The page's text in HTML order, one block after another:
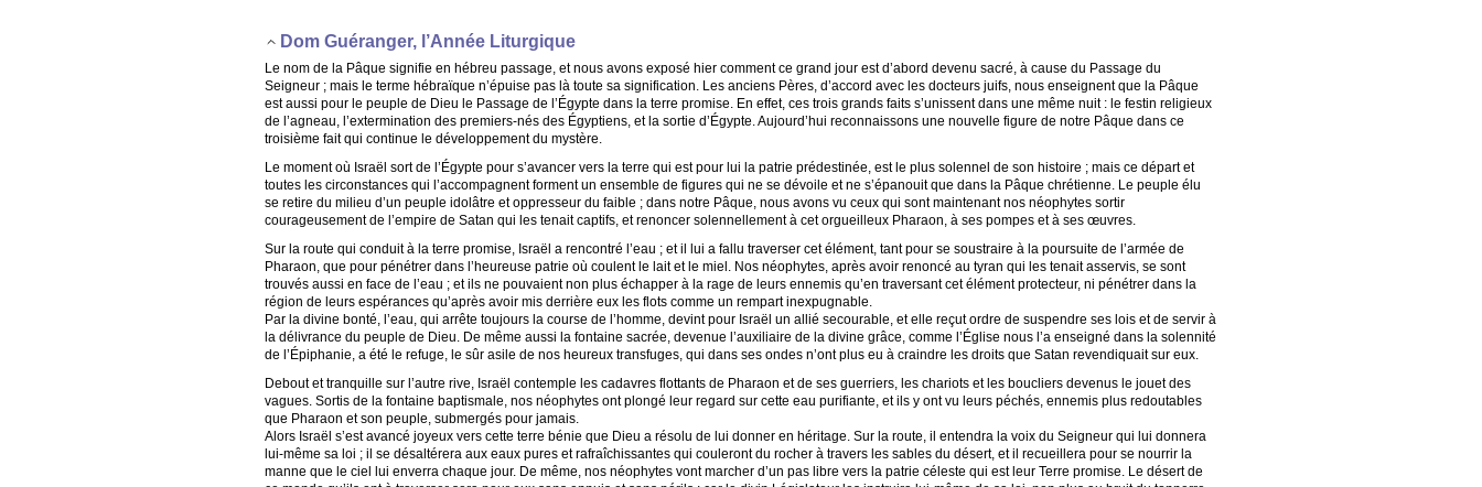
Dom Guéranger, l’Année Liturgique
Le nom de la Pâque signifie en hébreu passage, et nous avons exposé hier comment ce grand jour est d’abord devenu sacré, à cause du Passage du
Seigneur ; mais le terme hébraïque n’épuise pas là toute sa signification. Les anciens Pères, d’accord avec les docteurs juifs, nous enseignent que la Pâque
est aussi pour le peuple de Dieu le Passage de l’Égypte dans la terre promise. En effet, ces trois grands faits s’unissent dans une même nuit : le festin religieux
de l’agneau, l’extermination des premiers-nés des Égyptiens, et la sortie d’Égypte. Aujourd’hui reconnaissons une nouvelle figure de notre Pâque dans ce
troisième fait qui continue le développement du mystère.
Le moment où Israël sort de l’Égypte pour s’avancer vers la terre qui est pour lui la patrie prédestinée, est le plus solennel de son histoire ; mais ce départ et
toutes les circonstances qui l’accompagnent forment un ensemble de figures qui ne se dévoile et ne s’épanouit que dans la Pâque chrétienne. Le peuple élu
se retire du milieu d’un peuple idolâtre et oppresseur du faible ; dans notre Pâque, nous avons vu ceux qui sont maintenant nos néophytes sortir
courageusement de l’empire de Satan qui les tenait captifs, et renoncer solennellement à cet orgueilleux Pharaon, à ses pompes et à ses œuvres.
Sur la route qui conduit à la terre promise, Israël a rencontré l’eau ; et il lui a fallu traverser cet élément, tant pour se soustraire à la poursuite de l’armée de
Pharaon, que pour pénétrer dans l’heureuse patrie où coulent le lait et le miel. Nos néophytes, après avoir renoncé au tyran qui les tenait asservis, se sont
trouvés aussi en face de l’eau ; et ils ne pouvaient non plus échapper à la rage de leurs ennemis qu’en traversant cet élément protecteur, ni pénétrer dans la
région de leurs espérances qu’après avoir mis derrière eux les flots comme un rempart inexpugnable.
Par la divine bonté, l’eau, qui arrête toujours la course de l’homme, devint pour Israël un allié secourable, et elle reçut ordre de suspendre ses lois et de servir à
la délivrance du peuple de Dieu. De même aussi la fontaine sacrée, devenue l’auxiliaire de la divine grâce, comme l’Église nous l’a enseigné dans la solennité
de l’Épiphanie, a été le refuge, le sûr asile de nos heureux transfuges, qui dans ses ondes n’ont plus eu à craindre les droits que Satan revendiquait sur eux.
Debout et tranquille sur l’autre rive, Israël contemple les cadavres flottants de Pharaon et de ses guerriers, les chariots et les boucliers devenus le jouet des
vagues. Sortis de la fontaine baptismale, nos néophytes ont plongé leur regard sur cette eau purifiante, et ils y ont vu leurs péchés, ennemis plus redoutables
que Pharaon et son peuple, submergés pour jamais.
Alors Israël s’est avancé joyeux vers cette terre bénie que Dieu a résolu de lui donner en héritage. Sur la route, il entendra la voix du Seigneur qui lui donnera
lui-même sa loi ; il se désaltérera aux eaux pures et rafraîchissantes qui couleront du rocher à travers les sables du désert, et il recueillera pour se nourrir la
manne que le ciel lui enverra chaque jour. De même, nos néophytes vont marcher d’un pas libre vers la patrie céleste qui est leur Terre promise. Le désert de